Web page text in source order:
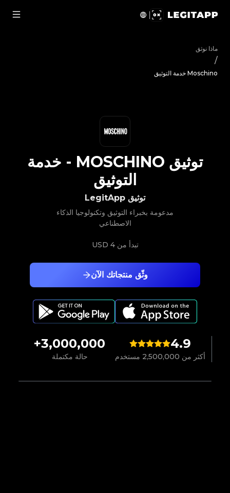
ماذا نوثق
/
Moschino خدمة التوثيق
4.9
أكثر من 2,500,000 مستخدم
3,000,000+
حالة مكتملة
وثّق منتجاتك الآن
توثيق LegitApp
مدعومة بخبراء التوثيق وتكنولوجيا الذكاء
الاصطناعي
تبدأ من4 USD
توثيق MOSCHINO
- خدمة
التوثيق